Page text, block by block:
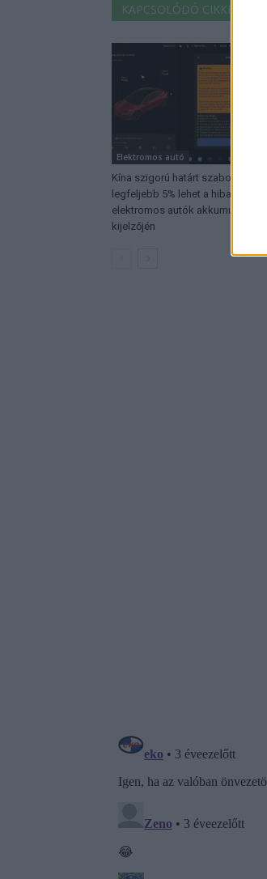
KAPCSOLÓDÓ CIKKEK
Elektromos autó
Kína szigorú határt szabott:
legfeljebb 5% lehet a hiba az
elektromos autók akkumulátor-
kijelzőjén